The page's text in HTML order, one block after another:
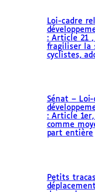
Loi-cadre
: Article 21
fragiliser la
cyclistes,
Sénat –
: Article
comme
part entière
Petits